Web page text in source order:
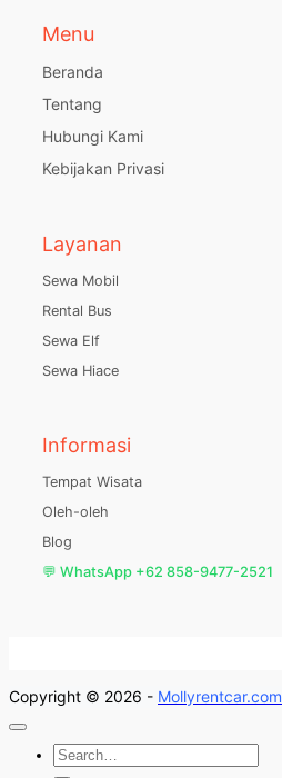
Menu
Beranda
Tentang
Hubungi Kami
Kebijakan Privasi
Layanan
Sewa Mobil
Rental Bus
Sewa Elf
Sewa Hiace
Informasi
Tempat Wisata
Oleh-oleh
Blog
💬 WhatsApp +62 858-9477-2521
Copyright © 2026 - Mollyrentcar.com